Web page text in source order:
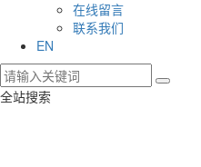
在线留言
联系我们
EN
全站搜索